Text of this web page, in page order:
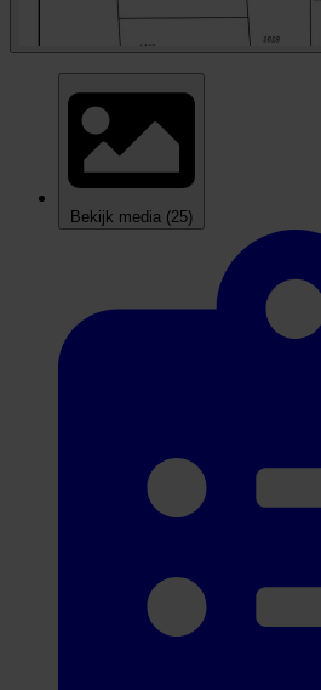
Bekijk media (25)